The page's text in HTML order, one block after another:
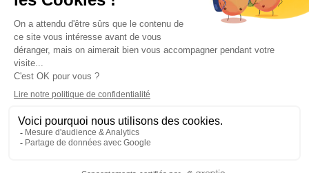
Suivez-nous sur les réseaux sociaux
Abonnez-vous à notre newsletter
S'INSCRIRE
Cabinet